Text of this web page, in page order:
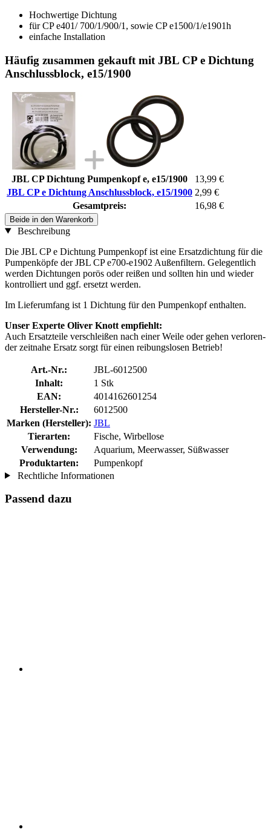
Hochwertige Dichtung
für CP e401/ 700/1/900/1, sowie CP e1500/1/e1901h
einfache Installation
Häufig zusammen gekauft mit JBL CP e Dichtung
Anschlussblock, e15/1900
JBL CP Dichtung Pumpenkopf e, e15/1900
13,99 €
JBL CP e Dichtung Anschlussblock, e15/1900 2,99 €
Gesamtpreis:
16,98 €
Beide in den Warenkorb
Beschreibung
Die JBL CP e Dichtung Pumpenkopf ist eine Ersatzdichtung für die
Pumpenköpfe der JBL CP e700-e1902 Außenfiltern. Gelegentlich
werden Dichtungen porös oder reißen und sollten hin und wieder
kontrolliert und ggf. ersetzt werden.
Im Lieferumfang ist 1 Dichtung für den Pumpenkopf enthalten.
Unser Experte Oliver Knott empfiehlt:
Auch Ersatzteile verschleißen nach einer Weile oder gehen verloren-
der zeitnahe Ersatz sorgt für einen reibungslosen Betrieb!
Art.-Nr.:
JBL-6012500
Inhalt:
1 Stk
EAN:
4014162601254
Hersteller-Nr.:
6012500
Marken (Hersteller): JBL
Tierarten:
Fische, Wirbellose
Verwendung:
Aquarium, Meerwasser, Süßwasser
Produktarten:
Pumpenkopf
Rechtliche Informationen
Passend dazu